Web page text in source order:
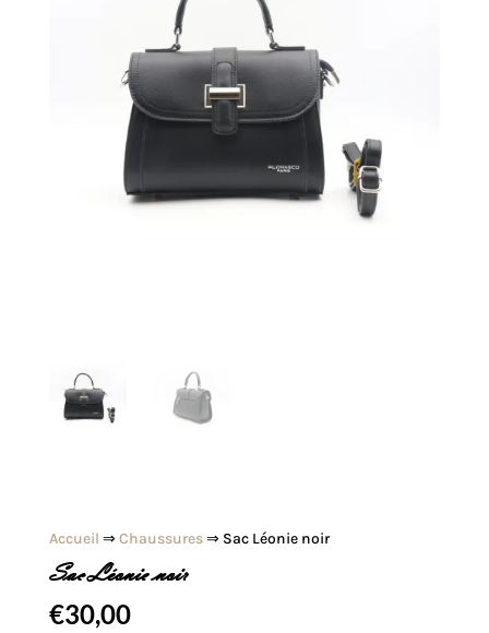
Accueil ⇒ Chaussures⇒ Sac Léonie noir
Sac Léonie noir
€30,00